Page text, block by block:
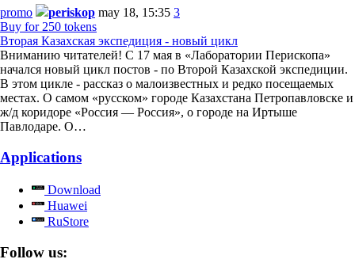
promo periskop may 18, 15:35 3
Buy for 250 tokens
Вторая Казахская экспедиция - новый цикл
Вниманию читателей! С 17 мая в «Лаборатории Перископа»
начался новый цикл постов - по Второй Казахской экспедиции.
В этом цикле - рассказ о малоизвестных и редко посещаемых
местах. О самом «русском» городе Казахстана Петропавловске и
ж/д коридоре «Россия — Россия», о городе на Иртыше
Павлодаре. О…
Applications
Download
Huawei
RuStore
Follow us: